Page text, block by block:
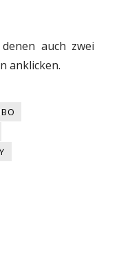
auch zwei
anklicken.